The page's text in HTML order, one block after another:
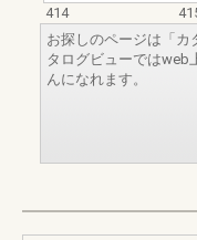
414
お探しのページは「カ
タログビューではweb
んになれます。